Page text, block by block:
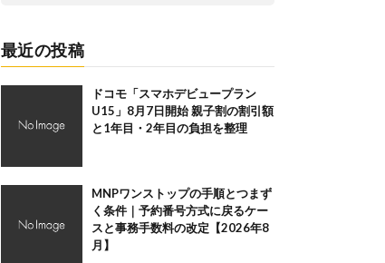
最近の投稿
ドコモ「スマホデビュープラン
U15」8月7日開始 親子割の割引額
と1年目・2年目の負担を整理
MNPワンストップの手順とつまず
く条件｜予約番号方式に戻るケー
スと事務手数料の改定【2026年8
月】